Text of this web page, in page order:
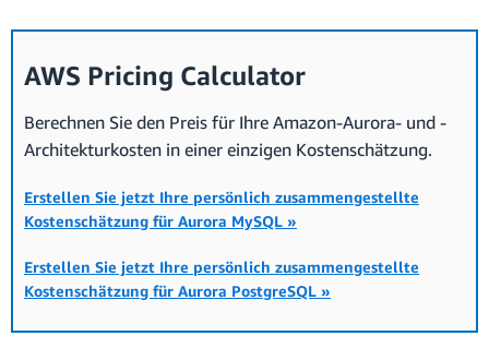
I/O-Optimized-Konfiguration verwenden,
Anwendung an Preis-Leistungs-Verhältnis
und Preisvorhersehbarkeit.
Lesen Sie das ausführlichePreisbeispiel für
Latenz
hochskalieren
auf Hunderttausende
von Transaktionen pro
unterstützen, und unterstützt alle Features
Bereitstellungen, Lesereplikate und Global
Sie können wählen, ob Sie alle Instances in
möchten, dass sie die Aurora-
Standardkonfiguration oder die Aurora-
je nach den Anforderungen Ihrer
Anwendung an Preis-Leistungs-Verhältnis
AWS Pricing Calculator
Berechnen Sie den Preis für Ihre Amazon-Aurora- und -
Architekturkosten in einer einzigen Kostenschätzung.
Erstellen Sie jetzt Ihre persönlich zusammengestellte
Kostenschätzung für Aurora MySQL »
Erstellen Sie jetzt Ihre persönlich zusammengestellte
Kostenschätzung für Aurora PostgreSQL »